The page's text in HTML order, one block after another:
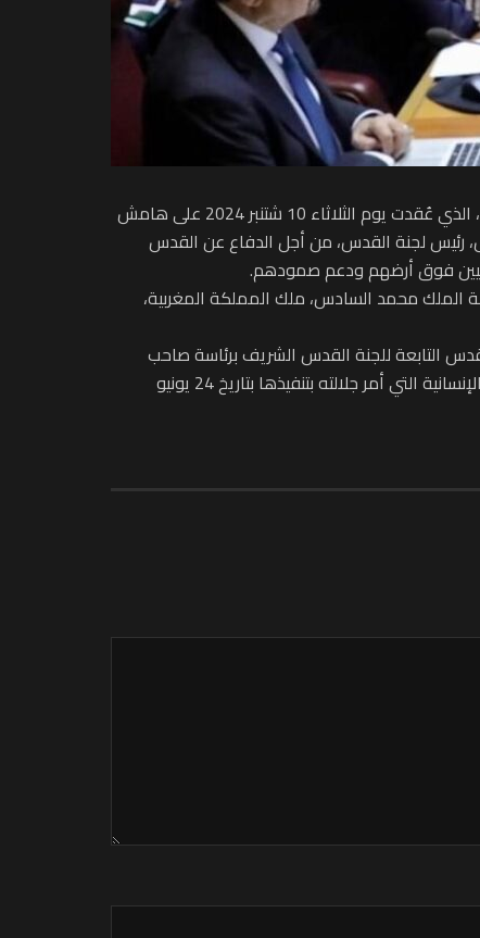
أشادت اللجنة الوزارية العربية المكلفة بالتحرك الدولي لمواجهة السياسات والإجراءات الإسرائيلية غير القانونية في مدينة القدس، الذي عُقدت يوم الثلاثاء 10 شتنبر 2024 على هامش
رئيس لجنة القدس، من أجل الدفاع عن القدس
فوق أرضهم ودعم صمودهم.
الملك محمد السادس، ملك المملكة المغربية،
162 الجهود التي تبذلها وكالة بيت مال القدس التابعة للجنة القدس الشريف برئاسة صاحب
الجلالة محمد السادس، نصره الله، من أجل دعم صمود القدس والمقدسيين ونصرة القضية الفلسطينية، والمتمثلة في العملية الإنسانية التي أمر جلالته بتنفيذها بتاريخ 24 يونيو